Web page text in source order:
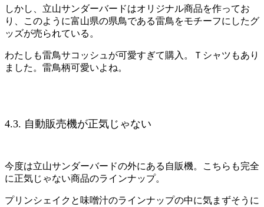
しかし、立山サンダーバードはオリジナル商品を作ってお
り、このように富山県の県鳥である雷鳥をモチーフにしたグ
ッズが売られている。
わたしも雷鳥サコッシュが可愛すぎて購入。Ｔシャツもあり
ました。雷鳥柄可愛いよね。
4.3. 自動販売機が正気じゃない
今度は立山サンダーバードの外にある自販機。こちらも完全
に正気じゃない商品のラインナップ。
プリンシェイクと味噌汁のラインナップの中に気まずそうに